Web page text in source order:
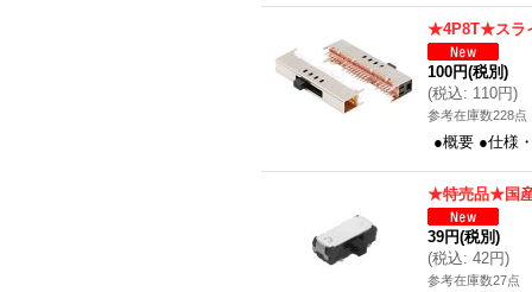
★4P8T★スラ
100円(税別)
(税込: 110円)
参考在庫数228点
●概要 ●仕様
★特売品★国産
39円(税別)
(税込: 42円)
参考在庫数27点